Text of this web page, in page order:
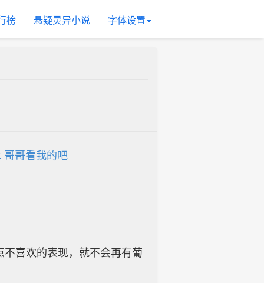
榜 悬疑灵异小说 字体设置
哥哥看我的吧
喜欢的表现，就不会再有葡